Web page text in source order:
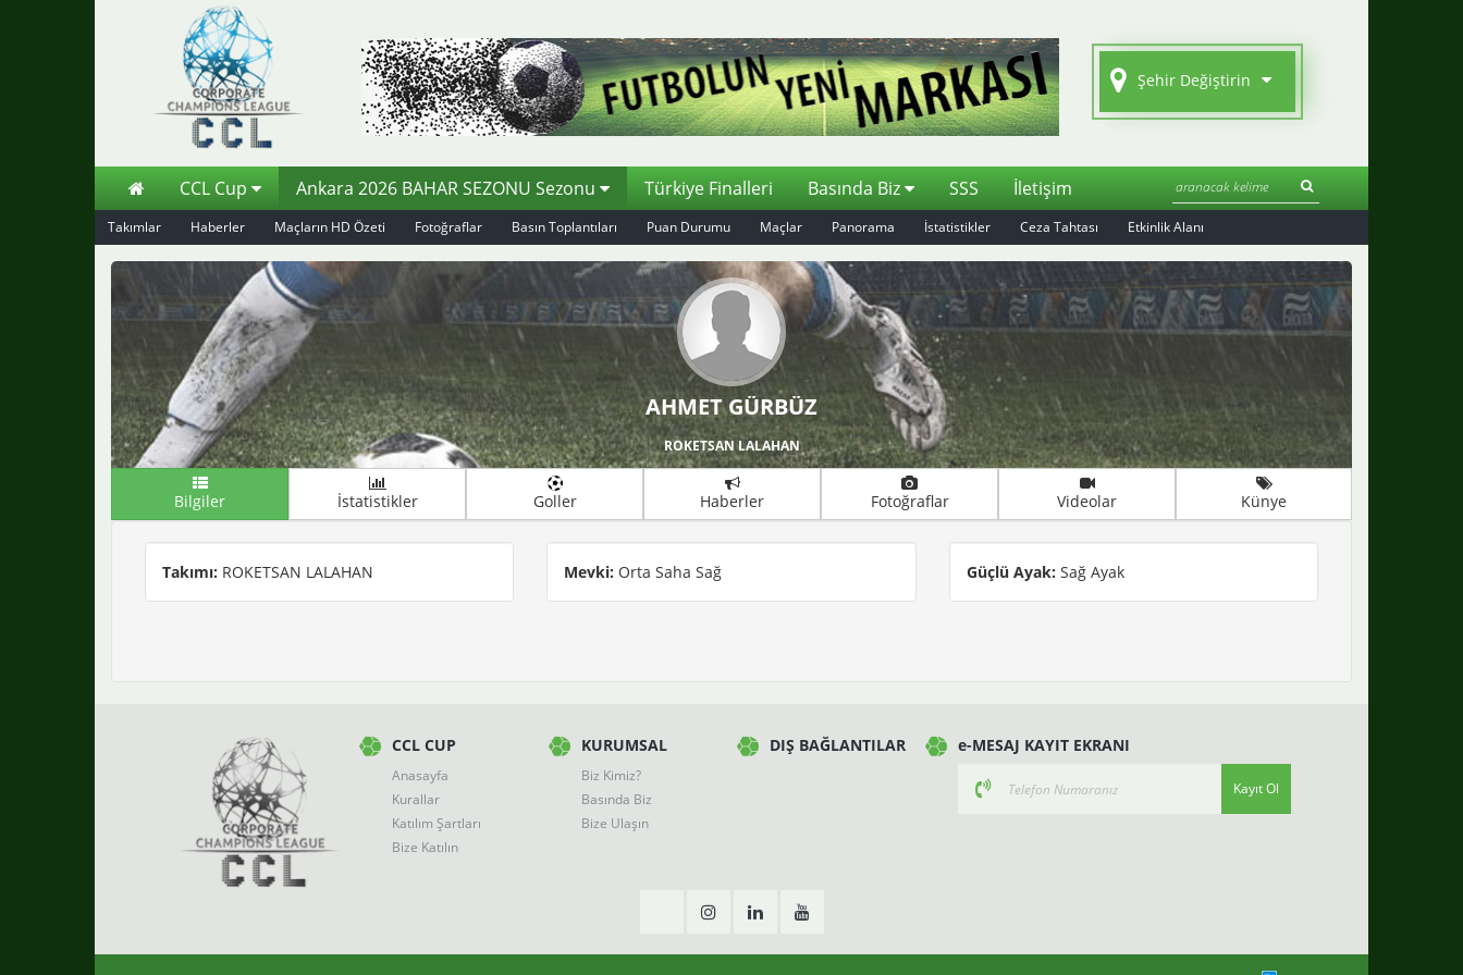
Şehir Değiştirin
CCL Cup Ankara 2026 BAHAR SEZONU Sezonu Türkiye Finalleri Basında Biz SSS İletişim
Takımlar Haberler Maçların HD Özeti Fotoğraflar Basın Toplantıları Puan Durumu Maçlar Panorama İstatistikler Ceza Tahtası Etkinlik Alanı
AHMET GÜRBÜZ
ROKETSAN LALAHAN
Bilgiler İstatistikler Goller Haberler Fotoğraflar Videolar Künye
Takımı: ROKETSAN LALAHAN Mevki: Orta Saha Sağ Güçlü Ayak: Sağ Ayak
CCL CUP
Anasayfa
Kurallar
Katılım Şartları
Bize Katılın
KURUMSAL
Biz Kimiz?
Basında Biz
Bize Ulaşın
DIŞ BAĞLANTILAR e-MESAJ KAYIT EKRANI
Kayıt Ol